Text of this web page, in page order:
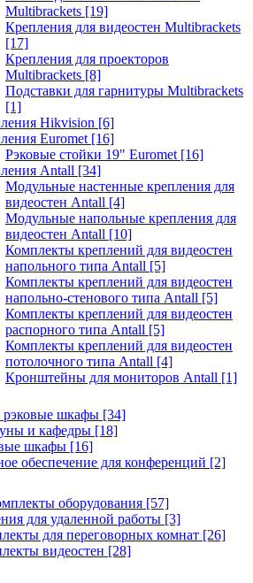
Multibrackets [19]
Крепления для видеостен Multibrackets
[17]
Крепления для проекторов
Multibrackets [8]
Подставки для гарнитуры Multibrackets
[1]
Hikvision [6]
Euromet [16]
Рэковые стойки 19" Euromet [16]
Antall [34]
Модульные настенные крепления для
видеостен Antall [4]
Модульные напольные крепления для
видеостен Antall [10]
Комплекты креплений для видеостен
напольного типа Antall [5]
Комплекты креплений для видеостен
напольно-стенового типа Antall [5]
Комплекты креплений для видеостен
распорного типа Antall [5]
Комплекты креплений для видеостен
потолочного типа Antall [4]
Кронштейны для мониторов Antall [1]
шкафы [34]
и кафедры [18]
шкафы [16]
обеспечение для конференций [2]
оборудования [57]
для удаленной работы [3]
для переговорных комнат [26]
видеостен [28]